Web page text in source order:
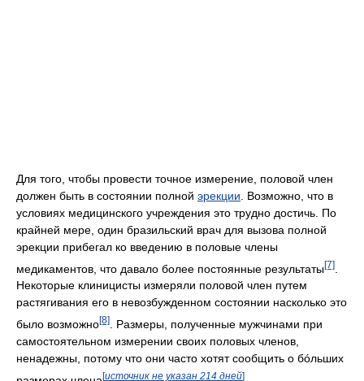
Для того, чтобы провести точное измерение, половой член
должен быть в состоянии полной эрекции . Возможно, что в
условиях медицинского учреждения это трудно достичь. По
крайней мере, один бразильский врач для вызова полной
эрекции прибегал ко введению в половые члены
медикаментов, что давало более постоянные результаты[7]
Некоторые клиницисты измеряли половой член путем
растягивания его в невозбужденном состоянии насколько это
было возможно[8]
. Размеры, полученные мужчинами при
самостоятельном измерении своих половых членов,
ненадежны, потому что они часто хотят сообщить о бóльших
[источник не указан 214 дней]